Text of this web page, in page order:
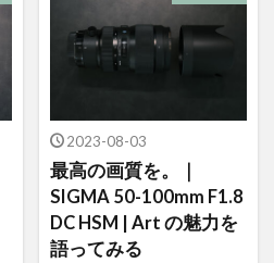
2023-08-03
最高の画質を。｜
SIGMA 50-100mm F1.8
DC HSM | Art の魅力を
語ってみる